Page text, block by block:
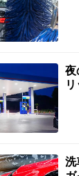
夜
洗